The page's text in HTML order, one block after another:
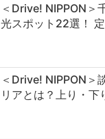
＜Drive! NIPPON＞
光スポット22選！
＜Drive! NIPPON＞
リアとは？上り・